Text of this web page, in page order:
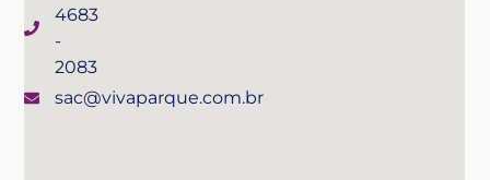
4683
-
2083
sac@vivaparque.com.br